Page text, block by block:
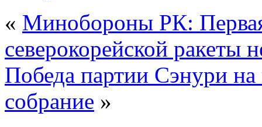
« Минобороны РК:
северокорейской ракеты
Победа партии Сэнури
собрание »